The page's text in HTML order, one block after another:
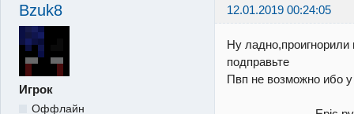
Bzuk8 12.01.2019 00:24:05
Игрок
Оффлайн
Ну
подправьте
Пвп не возможно ибо у